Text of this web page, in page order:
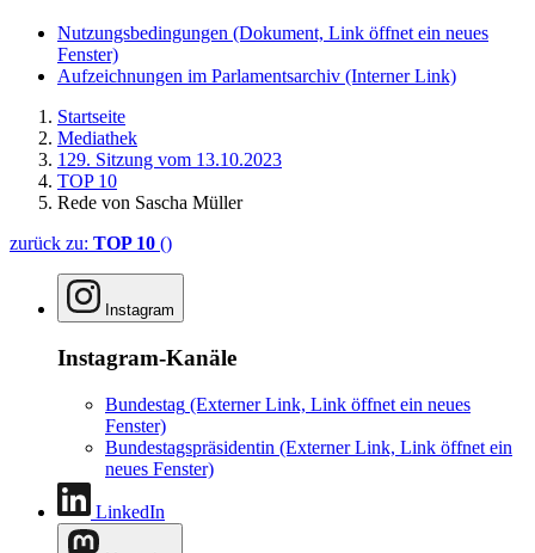
Nutzungsbedingungen (Dokument, Link öffnet ein neues
Fenster)
Aufzeichnungen im Parlamentsarchiv (Interner Link)
Startseite
Mediathek
129. Sitzung vom 13.10.2023
TOP 10
Rede von Sascha Müller
zurück zu: TOP 10 ()
Instagram
Instagram-Kanäle
Bundestag (Externer Link, Link öffnet ein neues
Fenster)
Bundestagspräsidentin (Externer Link, Link öffnet ein
neues Fenster)
LinkedIn